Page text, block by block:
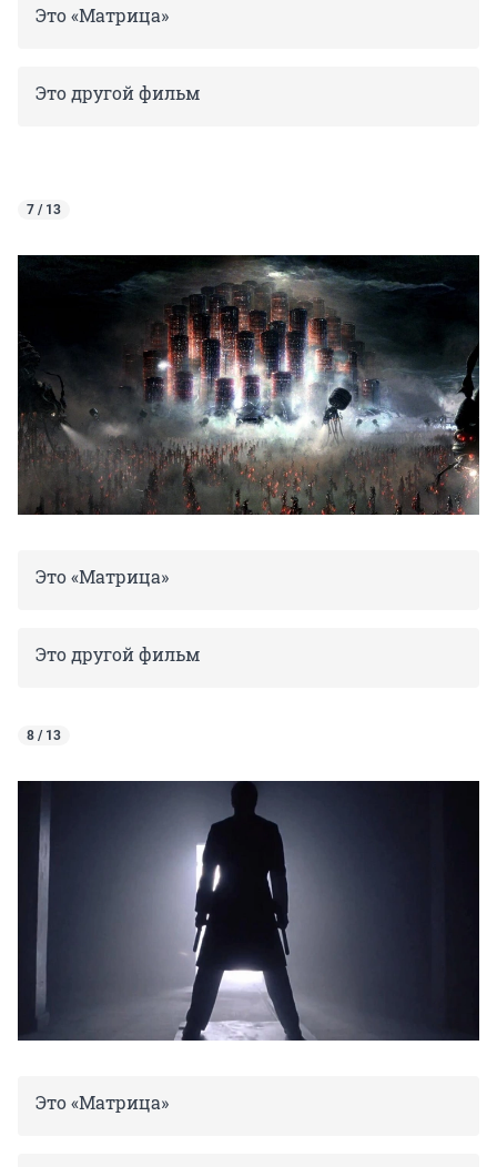
Это «Матрица»
Это другой фильм
7 / 13
Это «Матрица»
Это другой фильм
8 / 13
Это «Матрица»